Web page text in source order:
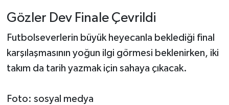
Gözler Dev Finale Çevrildi
Futbolseverlerin büyük heyecanla beklediği final
karşılaşmasının yoğun ilgi görmesi beklenirken, iki
takım da tarih yazmak için sahaya çıkacak.
Foto: sosyal medya